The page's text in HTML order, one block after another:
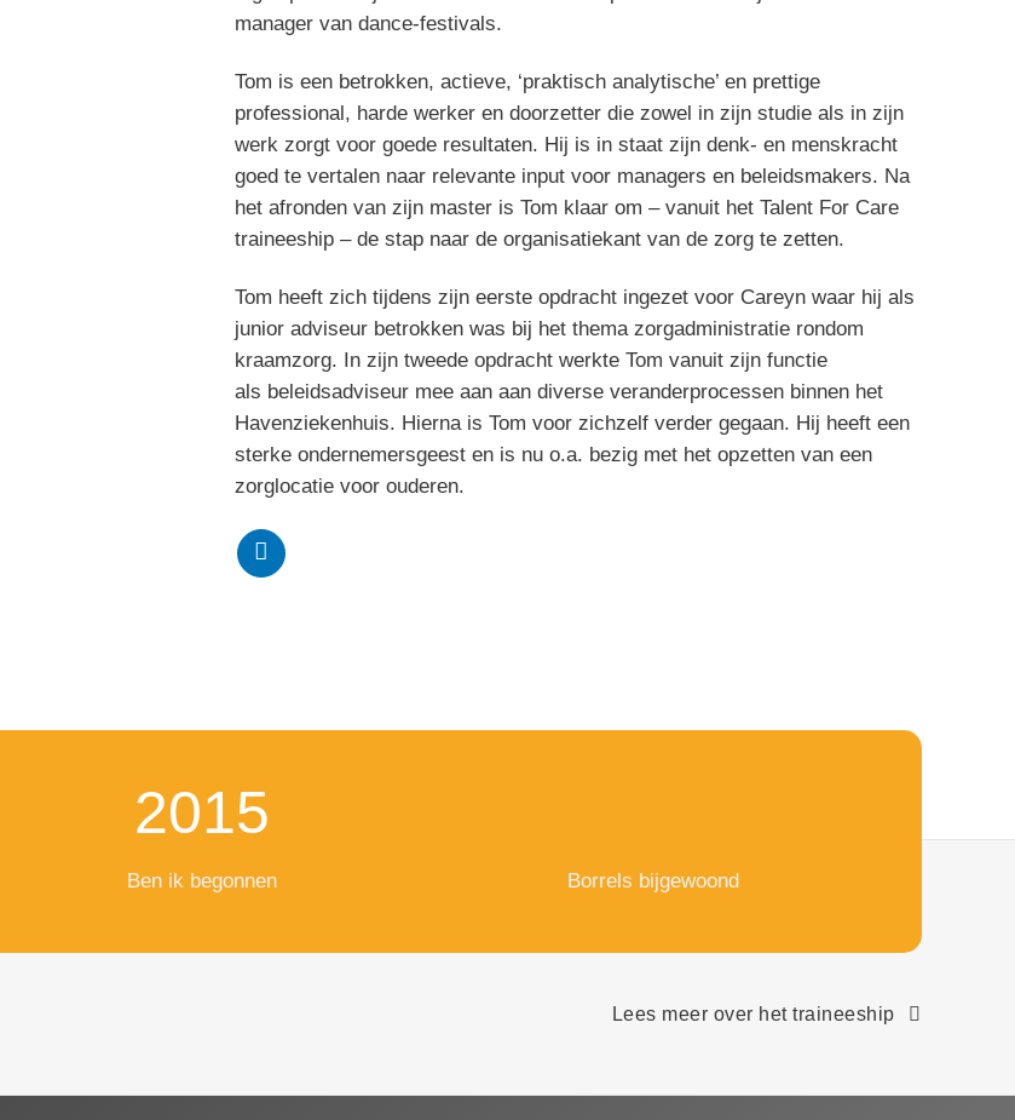
manager van dance-festivals.
Tom is een betrokken, actieve, ‘praktisch analytische’ en prettige
professional, harde werker en doorzetter die zowel in zijn studie als in zijn
werk zorgt voor goede resultaten. Hij is in staat zijn denk- en menskracht
goed te vertalen naar relevante input voor managers en beleidsmakers. Na
het afronden van zijn master is Tom klaar om – vanuit het Talent For Care
traineeship – de stap naar de organisatiekant van de zorg te zetten.
Tom heeft zich tijdens zijn eerste opdracht ingezet voor Careyn waar hij als
junior adviseur betrokken was bij het thema zorgadministratie rondom
kraamzorg. In zijn tweede opdracht werkte Tom vanuit zijn functie
als beleidsadviseur mee aan aan diverse veranderprocessen binnen het
Havenziekenhuis. Hierna is Tom voor zichzelf verder gegaan. Hij heeft een
sterke ondernemersgeest en is nu o.a. bezig met het opzetten van een
zorglocatie voor ouderen.
2015
Ben ik begonnen Borrels bijgewoond
Lees meer over het traineeship